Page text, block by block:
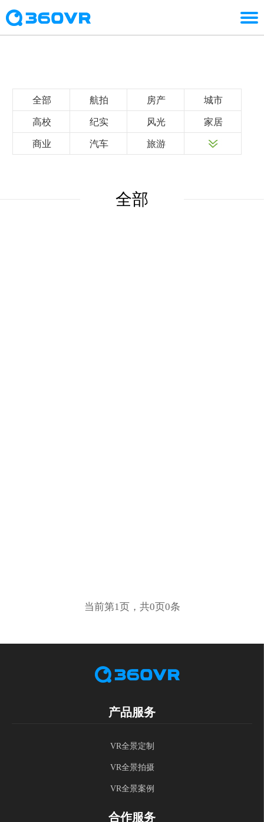
全部 航拍 房产 城市
高校 纪实 风光 家居
商业 汽车 旅游
全部
当前第1页，共0页0条
产品服务
VR全景定制
VR全景拍摄
VR全景案例
合作服务